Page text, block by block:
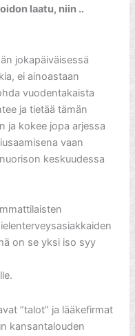
laatu, niin ..
jokapäiväisessä
ei ainoastaan
vuodentakaista
ja tietää tämän
ja kokee jopa arjessa
vaan
keskuudessa
on se yksi iso syy
”talot” ja lääkefirmat
kansantalouden